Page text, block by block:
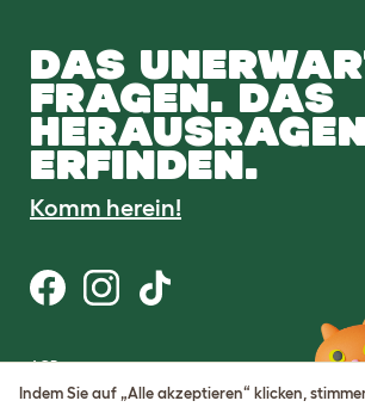
DAS
FRAGEN. DAS
ERFINDEN.
Komm herein!
AGB
Datenschutz
Indem Sie auf „Alle akzeptieren“ klicken,